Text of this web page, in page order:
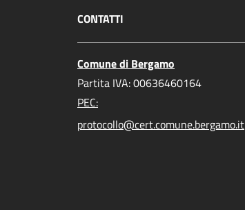
CONTATTI
Comune di Bergamo
Partita IVA: 00636460164
PEC:
protocollo@cert.comune.bergamo.it